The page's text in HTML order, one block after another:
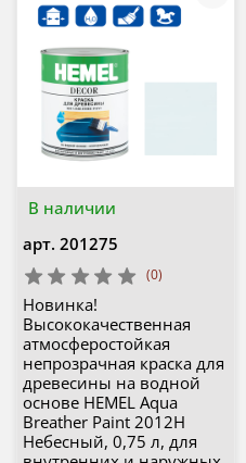
В наличии
арт. 201275
(0)
Новинка!
Высококачественная
атмосферостойкая
непрозрачная краска для
древесины на водной
основе HEMEL Aqua
Breather Paint 2012H
Небесный, 0,75 л, для